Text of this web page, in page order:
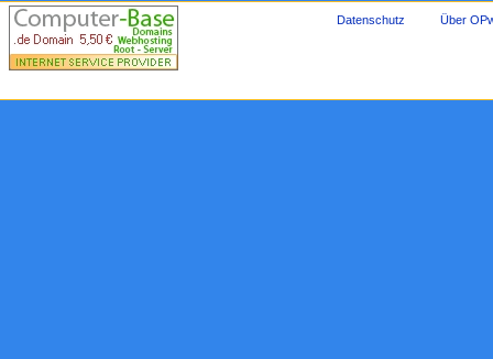
Datenschutz Über